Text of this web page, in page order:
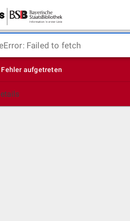
Failed to fetch
Fehler aufgetreten